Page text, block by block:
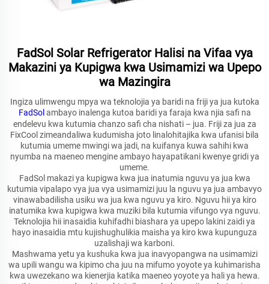
FadSol Solar Refrigerator Halisi na Vifaa vya
Makazini ya Kupigwa kwa Usimamizi wa Upepo
wa Mazingira
Ingiza ulimwengu mpya wa teknolojia ya baridi na friji ya jua kutoka
FadSol ambayo inalenga kutoa baridi ya faraja kwa njia safi na
endelevu kwa kutumia chanzo safi cha nishati – jua. Friji za jua za
FixCool zimeandaliwa kudumisha joto linalohitajika kwa ufanisi bila
kutumia umeme mwingi wa jadi, na kuifanya kuwa sahihi kwa
nyumba na maeneo mengine ambayo hayapatikani kwenye gridi ya
umeme.
FadSol makazi ya kupigwa kwa jua inatumia nguvu ya jua kwa
kutumia vipalapo vya jua vya usimamizi juu la nguvu ya jua ambavyo
vinawabadilisha usiku wa jua kwa nguvu ya kiro. Nguvu hii ya kiro
inatumika kwa kupigwa kwa muziki bila kutumia vifungo vya nguvu.
Teknolojia hii inasaidia kuhifadhi biashara ya upepo lakini zaidi ya
hayo inasaidia mtu kujishughulikia maisha ya kiro kwa kupunguza
uzalishaji wa karboni.
Mashwama yetu ya kushuka kwa jua inavyopangwa na usimamizi
wa upili wangu wa kipimo cha juu na mifumo yoyote ya kuhimarisha
kwa uwezekano wa kienerjia katika maeneo yoyote ya hali ya hewa.